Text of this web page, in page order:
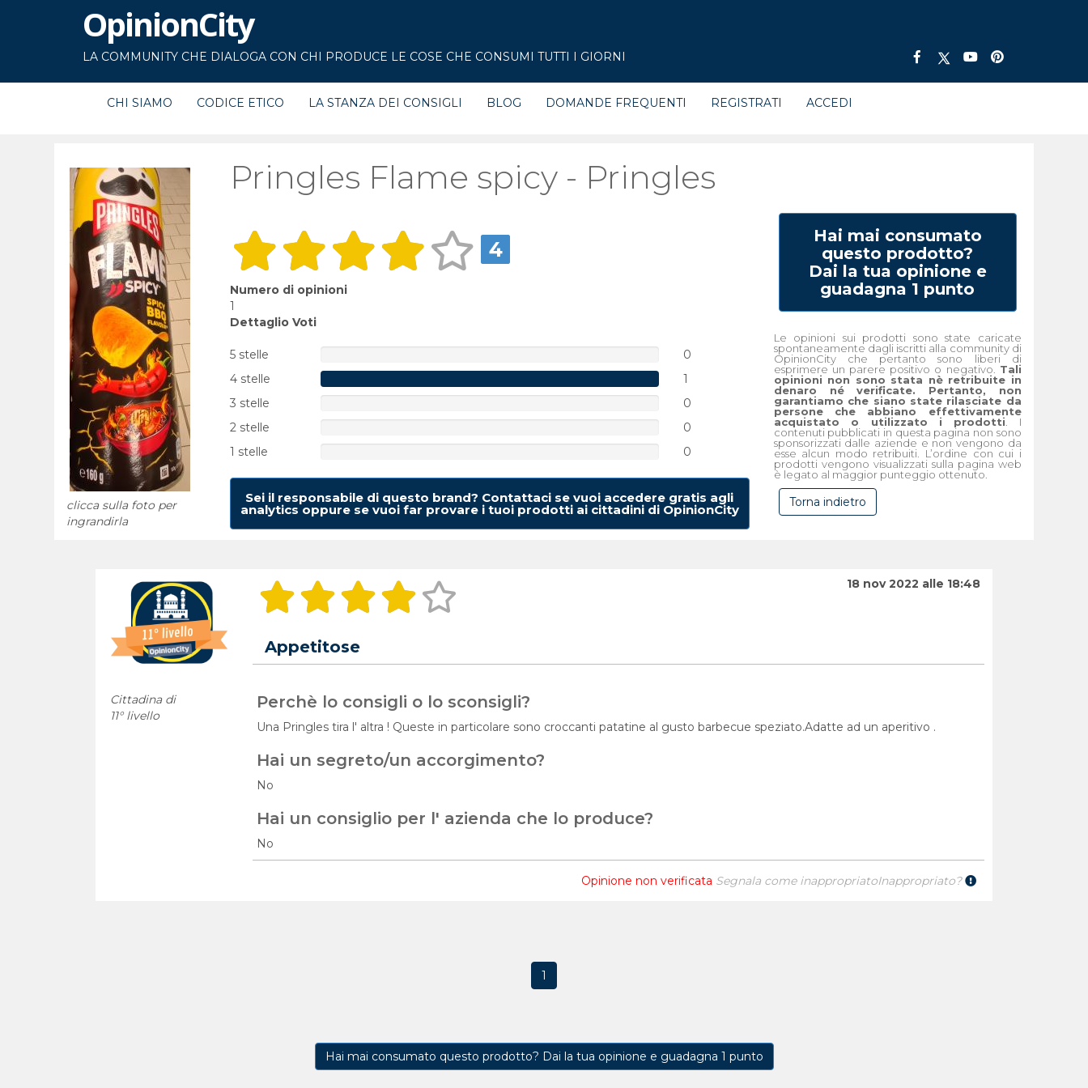
OpinionCity
LA COMMUNITY CHE DIALOGA CON CHI PRODUCE LE COSE CHE CONSUMI TUTTI I GIORNI
CHI SIAMO CODICE ETICO LA STANZA DEI CONSIGLI BLOG DOMANDE FREQUENTI REGISTRATI ACCEDI
clicca sulla foto per
ingrandirla
Pringles Flame spicy - Pringles
4
Numero di opinioni
1
Dettaglio Voti
5 stelle
0
4 stelle
1
3 stelle
0
2 stelle
0
1 stelle
0
Sei il responsabile di questo brand? Contattaci se vuoi accedere gratis agli
analytics oppure se vuoi far provare i tuoi prodotti ai cittadini di OpinionCity
Hai mai consumato
questo prodotto?
Dai la tua opinione e
guadagna 1 punto
Le opinioni sui prodotti sono state caricate
spontaneamente dagli iscritti alla community di
OpinionCity che pertanto sono liberi di
esprimere un parere positivo o negativo. Tali
opinioni non sono stata nè retribuite in
denaro né verificate. Pertanto, non
garantiamo che siano state rilasciate da
persone che abbiano effettivamente
acquistato o utilizzato i prodotti . I
contenuti pubblicati in questa pagina non sono
sponsorizzati dalle aziende e non vengono da
esse alcun modo retribuiti. L’ordine con cui i
prodotti vengono visualizzati sulla pagina web
è legato al maggior punteggio ottenuto.
Torna indietro
Cittadina di
11° livello
18 nov 2022 alle 18:48
Appetitose
Perchè lo consigli o lo sconsigli?
Una Pringles tira l' altra ! Queste in particolare sono croccanti patatine al gusto barbecue speziato.Adatte ad un aperitivo .
Hai un segreto/un accorgimento?
No
Hai un consiglio per l' azienda che lo produce?
No
Opinione non verificata Segnala come inappropriatoInappropriato?
1
Hai mai consumato questo prodotto? Dai la tua opinione e guadagna 1 punto